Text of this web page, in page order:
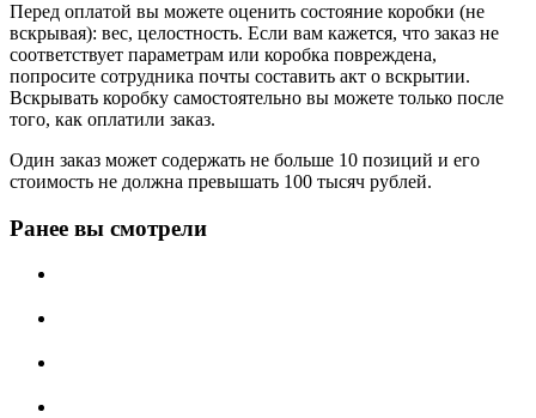
Перед оплатой вы можете оценить состояние коробки (не
вскрывая): вес, целостность. Если вам кажется, что заказ не
соответствует параметрам или коробка повреждена,
попросите сотрудника почты составить акт о вскрытии.
Вскрывать коробку самостоятельно вы можете только после
того, как оплатили заказ.
Один заказ может содержать не больше 10 позиций и его
стоимость не должна превышать 100 тысяч рублей.
Ранее вы смотрели